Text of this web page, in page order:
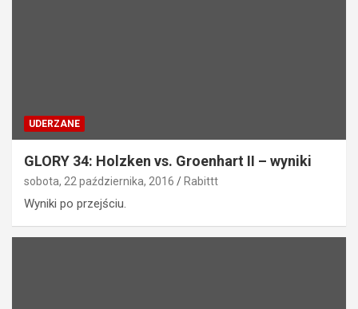
UDERZANE
GLORY 34: Holzken vs. Groenhart II – wyniki
sobota, 22 października, 2016 Rabittt
Wyniki po przejściu.